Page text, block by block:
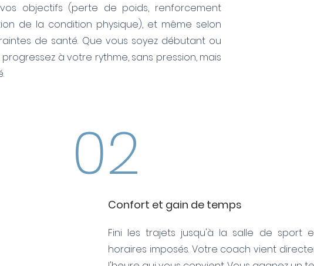
objectifs (perte de poids, renforcement
de la condition physique), et même selon
de santé. Que vous soyez débutant ou
à votre rythme, sans pression, mais
02
Confort et gain de temps
Fini les trajets jusqu'à la salle de sport
horaires imposés. Votre coach vient